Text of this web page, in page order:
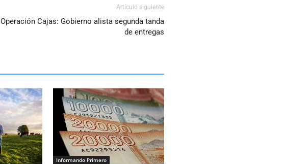
Artículo siguiente
Operación Cajas: Gobierno alista segunda tanda
de entregas
Informando Primero